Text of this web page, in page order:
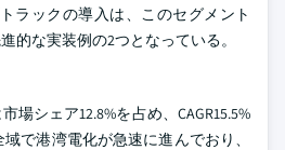
ラックの導入は、このセグメント
的な実装例の2つとなっている。
場シェア12.8%を占め、CAGR15.5%
で港湾電化が急速に進んでおり、